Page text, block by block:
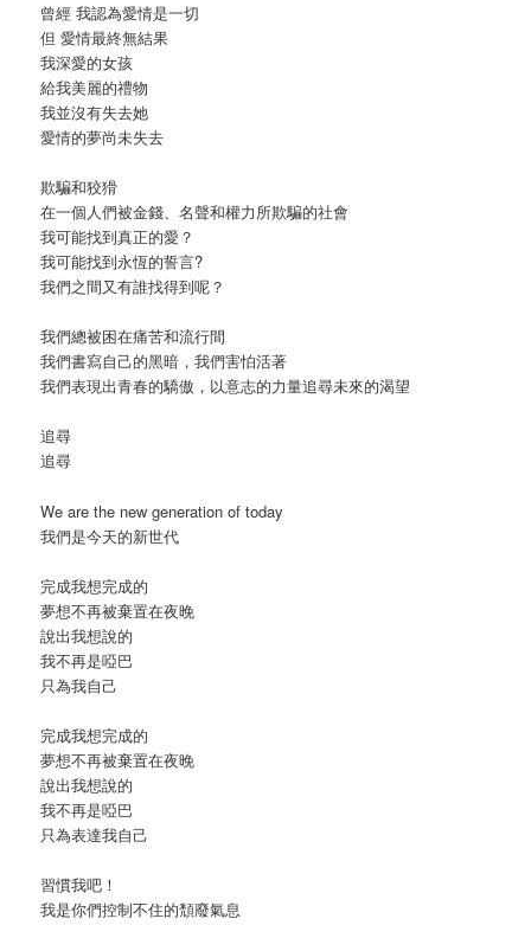
曾經 我認為愛情是一切
但 愛情最終無結果
我深愛的女孩
給我美麗的禮物
我並沒有失去她
愛情的夢尚未失去
欺騙和狡猾
在一個人們被金錢、名聲和權力所欺騙的社會
我可能找到真正的愛？
我可能找到永恆的誓言?
我們之間又有誰找得到呢？
我們總被困在痛苦和流行間
我們書寫自己的黑暗，我們害怕活著
我們表現出青春的驕傲，以意志的力量追尋未來的渴望
追尋
追尋
We are the new generation of today
我們是今天的新世代
完成我想完成的
夢想不再被棄置在夜晚
說出我想說的
我不再是啞巴
只為我自己
完成我想完成的
夢想不再被棄置在夜晚
說出我想說的
我不再是啞巴
只為表達我自己
習慣我吧！
我是你們控制不住的頹廢氣息